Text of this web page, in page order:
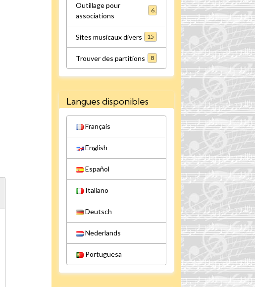
Outillage pour
associations
Sites musicaux divers 15
Trouver des partitions 8
Langues disponibles
Français
English
Español
Italiano
Deutsch
Nederlands
Portuguesa